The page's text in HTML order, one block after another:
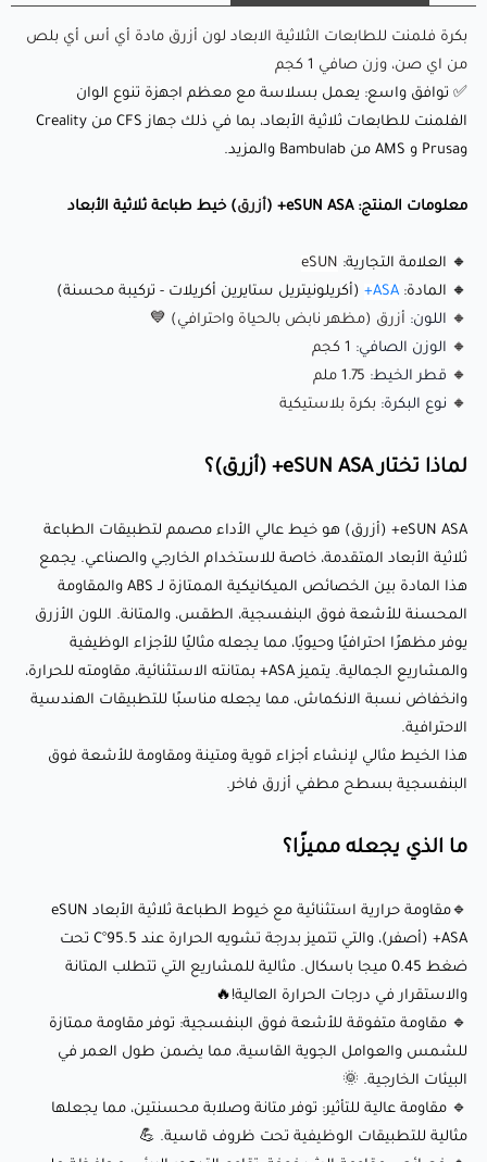
الوظيفية والمشاريع الجمالية. يتميز ASA+ بمتانته الاستثنائية،
مقاومته للحرارة، وانخفاض نسبة الانكماش، مما يجعله مناسبًا
للتطبيقات الهندسية الاحترافية.
هذا الخيط مثالي لإنشاء أجزاء قوية ومتينة ومقاومة للأشعة فوق
ما الذي يجعله مميزًا؟
ضغط 0.45 ميجا باسكال. مثالية للمشاريع التي تتطلب المتانة
🔹 مقاومة متفوقة للأشعة فوق البنفسجية: توفر مقاومة ممتازة
🔹 مقاومة عالية للتأثير: توفر متانة وصلابة محسنتين، مما يجعلها
مثالية للتطبيقات الوظيفية تحت ظروف قاسية. 💪
🔹 خصائص مقاومة الشيخوخة: تقاوم التدهور البيئي، محافظة على
خصائصها الفيزيائية والميكانيكية مع مرور الوقت. ⏳
🔹 مجموعة واسعة من التطبيقات: مناسبة لمكونات السيارات،
الأجهزة الإلكترونية، والمنتجات اليومية بسبب مقاومتها للطقس،
الأشعة فوق البنفسجية، والتغيرات الحرارية. 🚗
الأدنى من التشابك، والتغذية المستمرة دون انسداد الفوهة أو
🔹 تسامح قياسي مستقر: انخفاض التشوه وتباين قطر ثابت
يضمنان طباعة موثوقة، رابط جيد بين الطبقات، وحد أدنى من
التسريبات. 📐
🔹 تغليف مفرغ الهواء: يأتي مع كيس مجفف للحفاظ على ظروف
تخزين مثلى ومنع امتصاص الرطوبة قبل الاستخدام. 🛡️
إعدادات الطباعة الموصى بها:
بكرة فلمنت للطابعات الثلاثية الابعاد لون أزرق مادة أي أس أي بلص
من اي صن، وزن صافي 1 كجم
✅ توافق واسع: يعمل بسلاسة مع معظم اجهزة تنوع الوان
الفلمنت للطابعات ثلاثية الأبعاد، بما في ذلك جهاز CFS من Creality
وPrusa و AMS من Bambulab والمزيد.
معلومات المنتج: eSUN ASA+ ( أزرق) خيط طباعة ثلاثية الأبعاد
🔸 العلامة التجارية: eSUN
🔸 المادة: ASA+
(أكريلونيتريل ستايرين أكريلات - تركيبة محسنة)
🔸 اللون: أزرق (مظهر نابض بالحياة واحترافي) 💙
🔸 الوزن الصافي: 1 كجم
🔸 قطر الخيط: 1.75 ملم
🔸 نوع البكرة: بكرة بلاستيكية
لماذا تختار eSUN ASA+ (أزرق)؟
eSUN ASA+ (أزرق) هو خيط عالي الأداء مصمم لتطبيقات الطباعة
ثلاثية الأبعاد المتقدمة، خاصة للاستخدام الخارجي والصناعي. يجمع
هذا المادة بين الخصائص الميكانيكية الممتازة لـ ABS والمقاومة
المحسنة للأشعة فوق البنفسجية، الطقس، والمتانة. اللون الأزرق
يوفر مظهرًا احترافيًا وحيويًا، مما يجعله مثاليًا للأجزاء الوظيفية
والمشاريع الجمالية. يتميز ASA+ بمتانته الاستثنائية، مقاومته للحرارة،
وانخفاض نسبة الانكماش، مما يجعله مناسبًا للتطبيقات الهندسية
الاحترافية.
هذا الخيط مثالي لإنشاء أجزاء قوية ومتينة ومقاومة للأشعة فوق
البنفسجية بسطح مطفي أزرق فاخر.
ما الذي يجعله مميزًا؟
🔹مقاومة حرارية استثنائية مع خيوط الطباعة ثلاثية الأبعاد eSUN
ASA+ (أصفر)، والتي تتميز بدرجة تشويه الحرارة عند 95.5°C تحت
ضغط 0.45 ميجا باسكال. مثالية للمشاريع التي تتطلب المتانة
والاستقرار في درجات الحرارة العالية!🔥
🔹 مقاومة متفوقة للأشعة فوق البنفسجية: توفر مقاومة ممتازة
للشمس والعوامل الجوية القاسية، مما يضمن طول العمر في
البيئات الخارجية. 🌞
🔹 مقاومة عالية للتأثير: توفر متانة وصلابة محسنتين، مما يجعلها
مثالية للتطبيقات الوظيفية تحت ظروف قاسية. 💪